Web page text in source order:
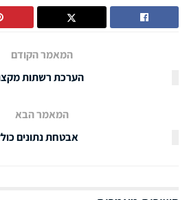
המאמר הקודם
הערכת רשתות
המאמר הבא
אבטחת נתונים